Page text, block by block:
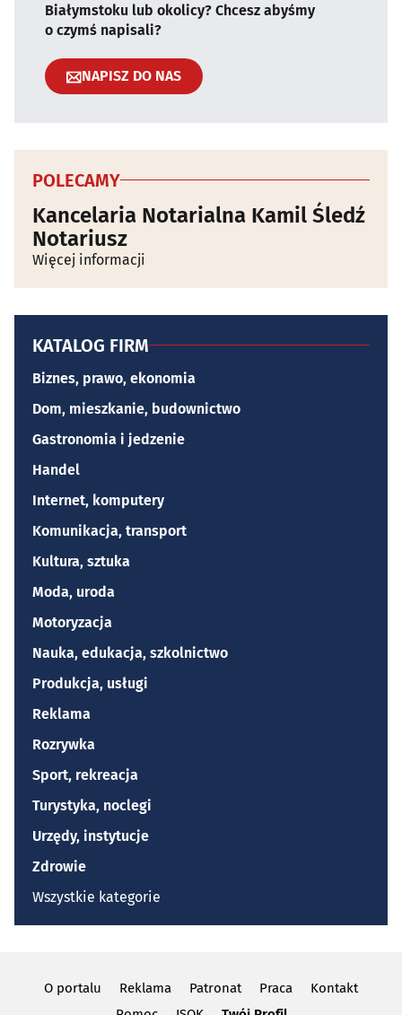
Białymstoku lub okolicy? Chcesz abyśmy
o czymś napisali?
NAPISZ DO NAS
POLECAMY
Kancelaria Notarialna Kamil Śledź
Notariusz
Więcej informacji
KATALOG FIRM
Biznes, prawo, ekonomia
Dom, mieszkanie, budownictwo
Gastronomia i jedzenie
Handel
Internet, komputery
Komunikacja, transport
Kultura, sztuka
Moda, uroda
Motoryzacja
Nauka, edukacja, szkolnictwo
Produkcja, usługi
Reklama
Rozrywka
Sport, rekreacja
Turystyka, noclegi
Urzędy, instytucje
Zdrowie
Wszystkie kategorie
O portalu Reklama Patronat Praca
Kontakt